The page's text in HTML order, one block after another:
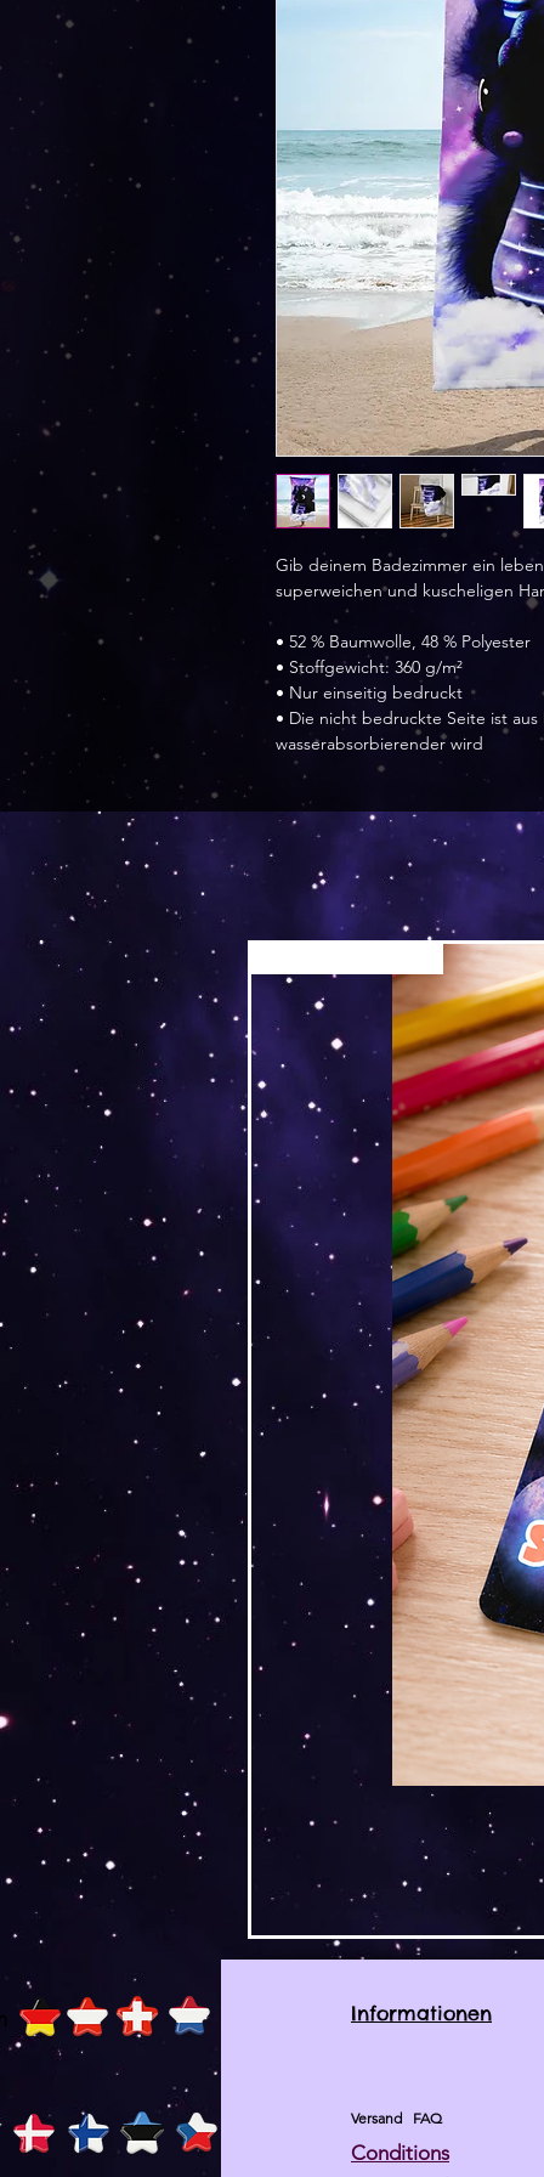
Gib deinem Badezimmer ein
superweichen und kuscheligen
• 52 % Baumwolle, 48 % Polyester
• Stoffgewicht: 360 g/m²
• Nur einseitig bedruckt
• Die nicht bedruckte Seite ist
wasserabsorbierender wird
Informationen
Versand FAQ
Conditions